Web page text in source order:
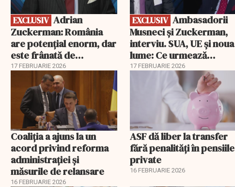
EXCLUSIV
Zuckerman: România
are potențial enorm, dar
este frânată de
corupție, companii de
stat și influența
propagandei ruse
17 FEBRUARIE 2026
EXCLUSIV Ambasadorii
Musneci și Zuckerman,
interviu. SUA, UE și noua
lume: Ce urmează
pentru România
17 FEBRUARIE 2026
Coaliția a ajuns la un
acord privind reforma
administrației și
măsurile de relansare
16 FEBRUARIE 2026
ASF dă liber la transfer
fără penalități în pensiile
private
16 FEBRUARIE 2026